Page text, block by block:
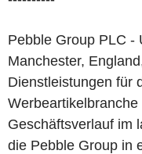
Pebble Group PLC -
Manchester,
Dienstleistungen für
Geschäftsverlauf im
die Pebble Group in